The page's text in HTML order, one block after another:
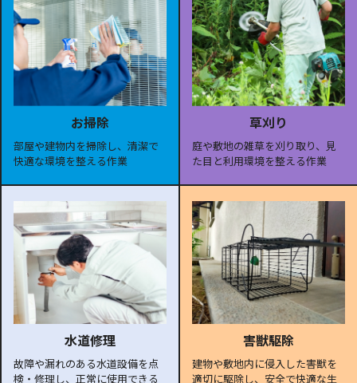
お掃除
部屋や建物内を掃除し、清潔で
快適な環境を整える作業
草刈り
庭や敷地の雑草を刈り取り、見
た目と利用環境を整える作業
水道修理
故障や漏れのある水道設備を点
検・修理し、正常に使用できる
害獣駆除
建物や敷地内に侵入した害獣を
適切に駆除し、安全で快適な生